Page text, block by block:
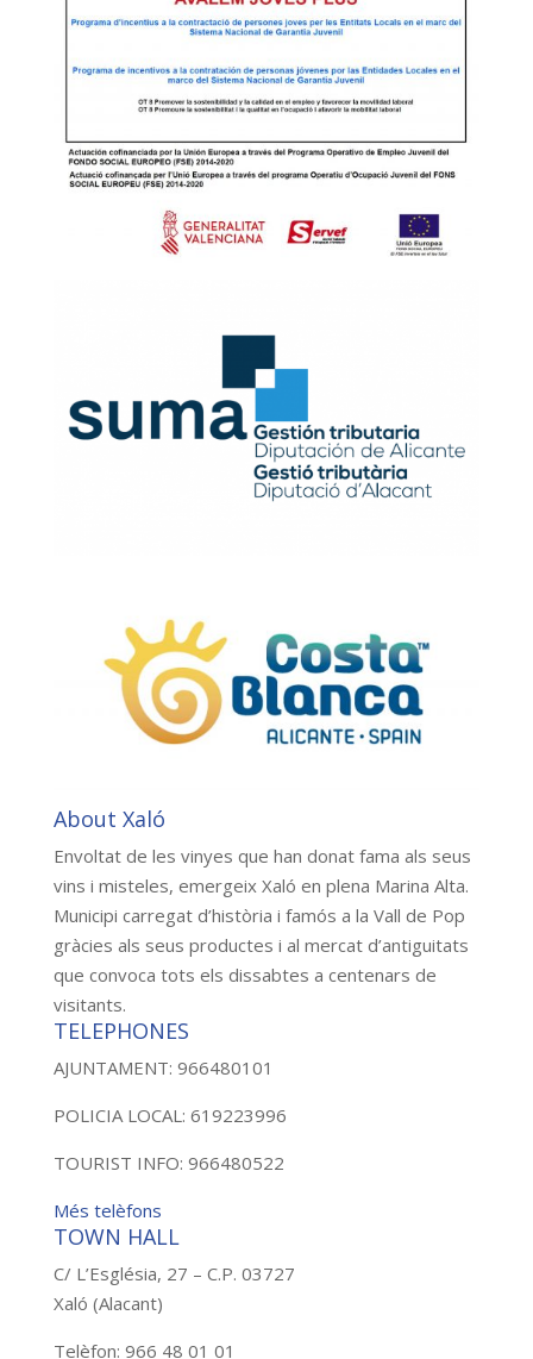
About Xaló
Envoltat de les vinyes que han donat fama als seus
vins i misteles, emergeix Xaló en plena Marina Alta.
Municipi carregat d’història i famós a la Vall de Pop
gràcies als seus productes i al mercat d’antiguitats
que convoca tots els dissabtes a centenars de
visitants.
TELEPHONES
AJUNTAMENT: 966480101
POLICIA LOCAL: 619223996
TOURIST INFO: 966480522
Més telèfons
TOWN HALL
C/ L’Església, 27 – C.P. 03727
Xaló (Alacant)
Telèfon: 966 48 01 01